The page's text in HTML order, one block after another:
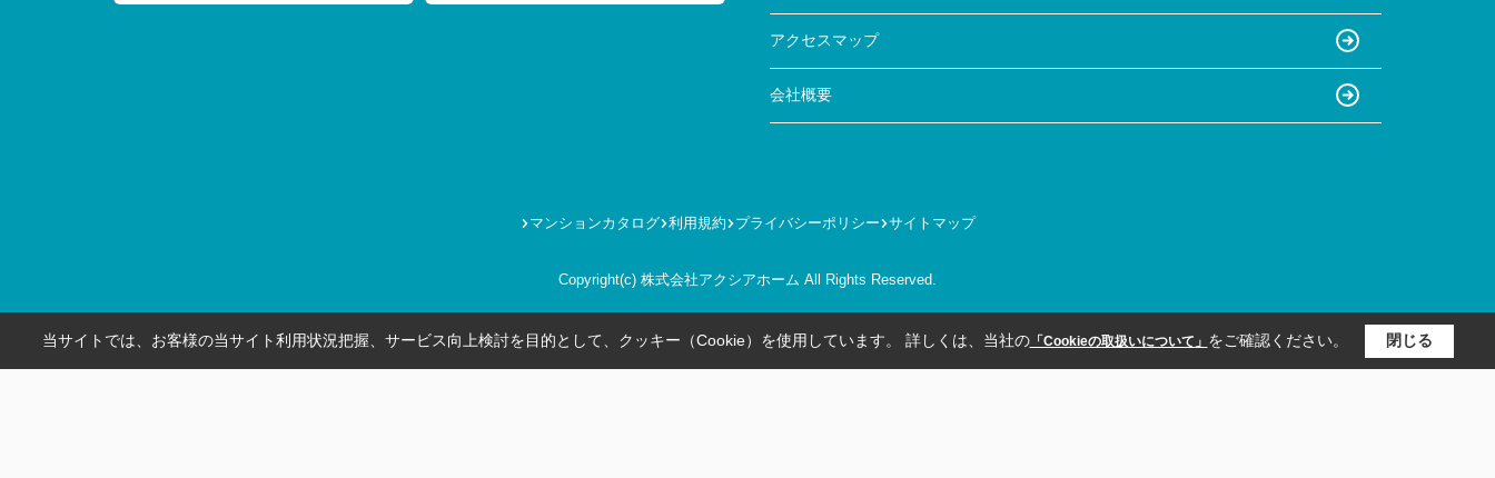
アクセスマップ
会社概要
マンションカタログ 利用規約 プライバシーポリシー サイトマップ
Copyright(c) 株式会社アクシアホーム All Rights Reserved.
当サイトでは、お客様の当サイト利用状況把握、サービス向上検討を目的として、クッキー（Cookie）を使用しています。 詳しくは、当社の「Cookieの取扱いについて」 をご確認ください。 閉じる